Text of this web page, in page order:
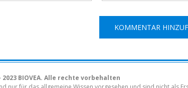
BIOVEA. Alle rechte vorbehalten